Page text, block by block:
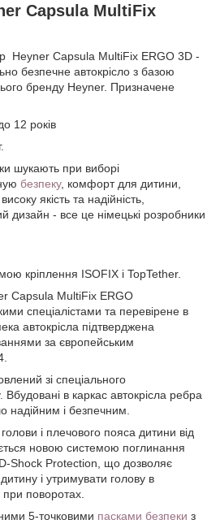
Capsula MultiFix
Heyner Capsula MultiFix ERGO 3D -
безпечне автокрісло з базою
бренду Heyner. Призначене
12 років
шукають при виборі
безпеку, комфорт для дитини,
якість та надійність,
дизайн - все це німецькі розробники
кріплення ISOFIX і TopTether.
Capsula MultiFix ERGO
спеціалістами та перевірене в
автокрісла підтверджена
за європейським
зі спеціального
Вбудовані в каркас автокрісла ребра
надійним і безпечним.
і плечового пояса дитини від
новою системою поглинання
Shock Protection, що дозволяє
і утримувати голову в
поворотах.
5-точковими пасками безпеки з